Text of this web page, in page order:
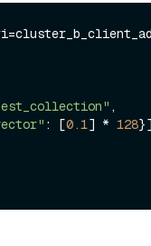
,
: [0.1] * 128